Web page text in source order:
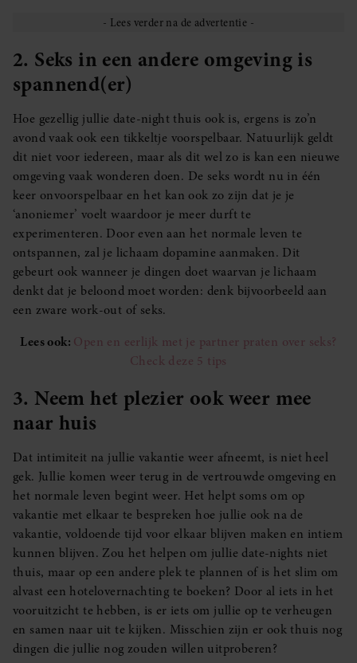
2. Seks in een andere omgeving is
spannend(er)
Hoe gezellig jullie date-night thuis ook is, ergens is zo’n
avond vaak ook een tikkeltje voorspelbaar. Natuurlijk geldt
dit niet voor iedereen, maar als dit wel zo is kan een nieuwe
omgeving vaak wonderen doen. De seks wordt nu in één
keer onvoorspelbaar en het kan ook zo zijn dat je je
‘anoniemer’ voelt waardoor je meer durft te
experimenteren. Door even aan het normale leven te
ontspannen, zal je lichaam dopamine aanmaken. Dit
gebeurt ook wanneer je dingen doet waarvan je lichaam
denkt dat je beloond moet worden: denk bijvoorbeeld aan
een zware work-out of seks.
Lees ook: Open en eerlijk met je partner praten over seks?
Check deze 5 tips
3. Neem het plezier ook weer mee
naar huis
Dat intimiteit na jullie vakantie weer afneemt, is niet heel
gek. Jullie komen weer terug in de vertrouwde omgeving en
het normale leven begint weer. Het helpt soms om op
vakantie met elkaar te bespreken hoe jullie ook na de
vakantie, voldoende tijd voor elkaar blijven maken en intiem
kunnen blijven. Zou het helpen om jullie date-nights niet
thuis, maar op een andere plek te plannen of is het slim om
alvast een hotelovernachting te boeken? Door al iets in het
vooruitzicht te hebben, is er iets om jullie op te verheugen
en samen naar uit te kijken. Misschien zijn er ook thuis nog
dingen die jullie nog zouden willen uitproberen?